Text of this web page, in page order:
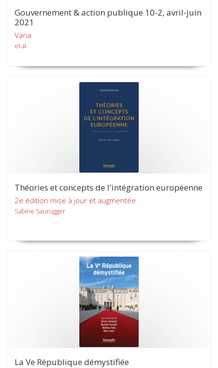
Gouvernement & action publique 10-2, avril-juin
2021
Varia
et al.
Théories et concepts de l'intégration européenne
2e édition mise à jour et augmentée
Sabine Saurugger
La Ve République démystifiée